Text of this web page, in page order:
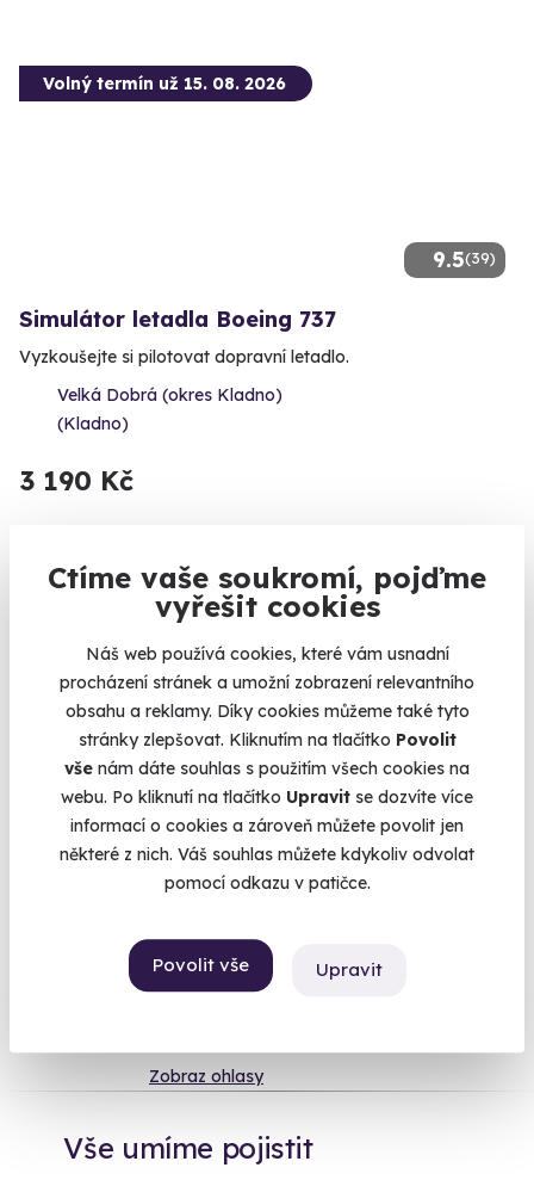
Ctíme vaše soukromí, pojďme
vyřešit cookies
Náš web používá cookies, které vám usnadní
procházení stránek a umožní zobrazení relevantního
obsahu a reklamy. Díky cookies můžeme také tyto
stránky zlepšovat. Kliknutím na tlačítko Povolit
vše nám dáte souhlas s použitím všech cookies na
webu. Po kliknutí na tlačítko Upravit se dozvíte více
informací o cookies a zároveň můžete povolit jen
některé z nich. Váš souhlas můžete kdykoliv odvolat
pomocí odkazu v patičce.
Povolit vše Upravit
9.5(39)
Volný termín už 15. 08. 2026
Simulátor letadla Boeing 737
Vyzkoušejte si pilotovat dopravní letadlo.
Velká Dobrá (okres Kladno)
(Kladno)
3 190 Kč
Zobrazit zážitky na mapě
formule na vlastní kůži a zcela bezpečně - v simulátoru. Díky
profesionálním trenažérům se teď můžete zúčastnit například
závodu na nejlepších závodních okruzích na světě a to buď ve
formuli nebo na motorce, zúčastnit se bitvy v legandárních
stíhačkách nebo přistát na řece s Boeingem.
Naheureka.cz máme
Zobraz ohlasy
Vše umíme pojistit